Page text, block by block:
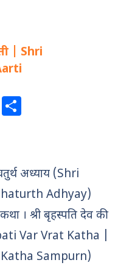
| Shri
R
e
अध्याय (Shri
Adhyay)
। श्री बृहस्पति देव की
Var Vrat Katha |
Sampurn)